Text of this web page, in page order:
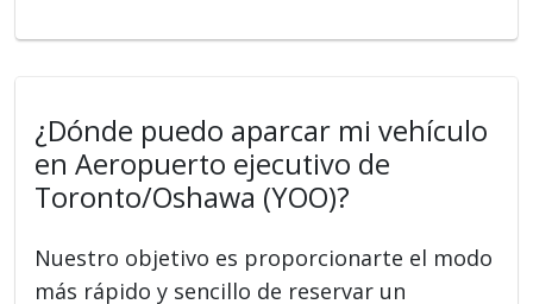
¿Dónde puedo aparcar mi vehículo
en Aeropuerto ejecutivo de
Toronto/Oshawa (YOO)?
Nuestro objetivo es proporcionarte el modo
más rápido y sencillo de reservar un